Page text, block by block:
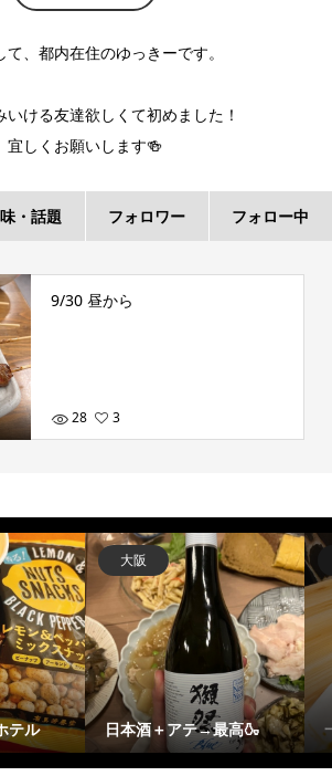
て、都内在住のゆっきーです。
いける友達欲しくて初めました！
宜しくお願いします🍻
・話題 フォロワー フォロー中
9/30 昼から
28 3
テル
大阪
日本酒＋アテ→最高🍶